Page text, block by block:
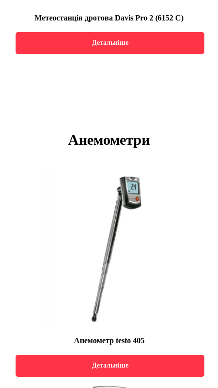
Метеостанція дротова Davis Pro 2 (6152 С)
Детальніше
Анемометри
Анемометр testo 405
Детальніше